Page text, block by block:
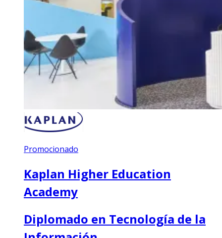
Promocionado
Kaplan Higher Education
Academy
Diplomado en Tecnología de la